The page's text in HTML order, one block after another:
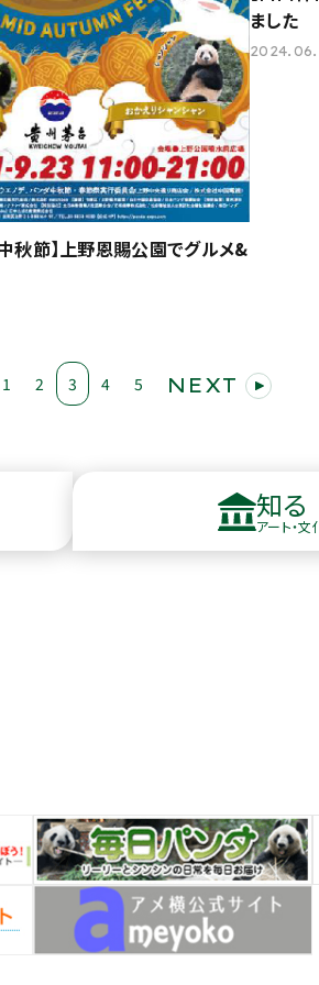
秋節】上野恩賜公園でグルメ&
ました
1 2 3 4 5 NEXT
知る
アート・文